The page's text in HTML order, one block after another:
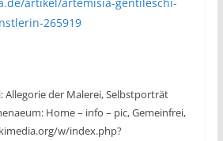
artikel/artemisia-gentileschi-
265919
Allegorie der Malerei, Selbstporträt
Home – info – pic, Gemeinfrei,
w/index.php?